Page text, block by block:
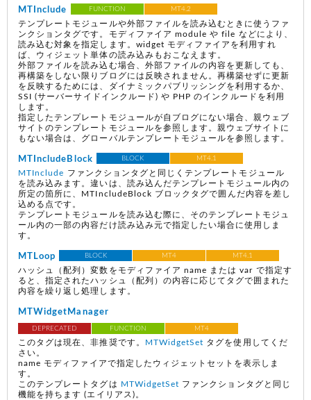
MTInclude FUNCTION MT4.2
テンプレートモジュールや外部ファイルを読み込むときに使うファ
ンクションタグです。モディファイア module や file などにより、
読み込む対象を指定します。widget モディファイアを利用すれ
ば、ウィジェット単体の読み込みもおこなえます。
外部ファイルを読み込む場合、外部ファイルの内容を更新しても、
再構築をしない限りブログには反映されません。再構築せずに更新
を反映するためには、ダイナミックパブリッシングを利用するか、
SSI (サーバーサイドインクルード) や PHP のインクルードを利用
します。
指定したテンプレートモジュールが自ブログにない場合、親ウェブ
サイトのテンプレートモジュールを参照します。親ウェブサイトに
もない場合は、グローバルテンプレートモジュールを参照します。
MTIncludeBlock BLOCK MT4.1
MTInclude ファンクションタグと同じくテンプレートモジュール
を読み込みます。違いは、読み込んだテンプレートモジュール内の
所定の箇所に、MTIncludeBlock ブロックタグで囲んだ内容を差し
込める点です。
テンプレートモジュールを読み込む際に、そのテンプレートモジュ
ール内の一部の内容だけ読み込み元で指定したい場合に使用しま
す。
MTLoop BLOCK MT4 MT4.1
ハッシュ（配列）変数をモディファイア name または var で指定す
ると、指定されたハッシュ（配列）の内容に応じてタグで囲まれた
内容を繰り返し処理します。
MTWidgetManager
DEPRECATED FUNCTION MT4
このタグは現在、非推奨です。 MTWidgetSet タグを使用してくだ
さい。
name モディファイアで指定したウィジェットセットを表示しま
す。
このテンプレートタグは
MTWidgetSet ファンクションタグと同じ
機能を持ちます(エイリアス)。